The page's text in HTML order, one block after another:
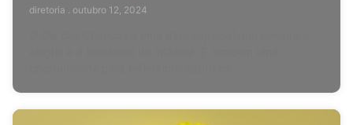
diretoria outubro 12, 2024